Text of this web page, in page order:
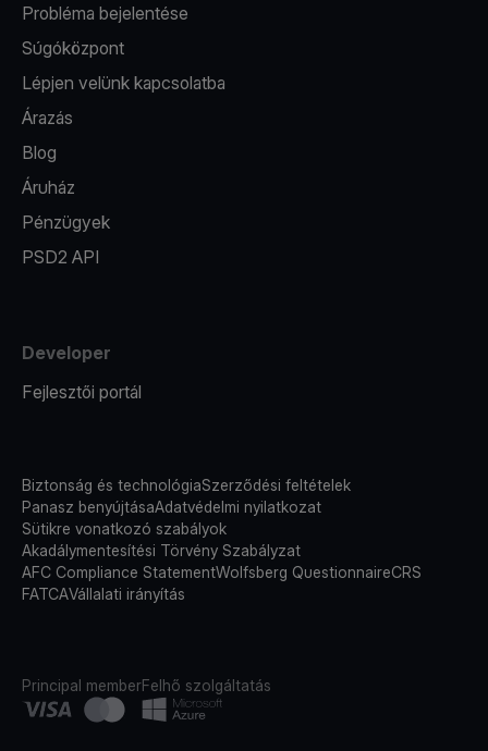
Probléma bejelentése
Súgóközpont
Lépjen velünk kapcsolatba
Árazás
Blog
Áruház
Pénzügyek
PSD2 API
Developer
Fejlesztői portál
Biztonság és technológiaSzerződési feltételek
Panasz benyújtásaAdatvédelmi nyilatkozat
Sütikre vonatkozó szabályok
Akadálymentesítési Törvény Szabályzat
AFC Compliance StatementWolfsberg QuestionnaireCRS
FATCAVállalati irányítás
Principal memberFelhő szolgáltatás